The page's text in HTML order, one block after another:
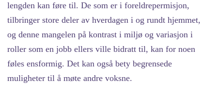
lengden kan føre til. De som er i foreldrepermisjon,
tilbringer store deler av hverdagen i og rundt hjemmet,
og denne mangelen på kontrast i miljø og variasjon i
roller som en jobb ellers ville bidratt til, kan for noen
føles ensformig. Det kan også bety begrensede
muligheter til å møte andre voksne.